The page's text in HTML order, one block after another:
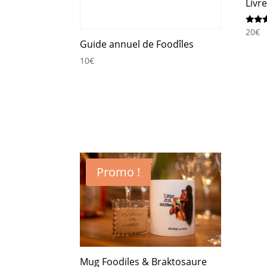
Guide annuel de Foodîles
10€
Note
20€
Promo !
Mug Foodiles & Braktosaure